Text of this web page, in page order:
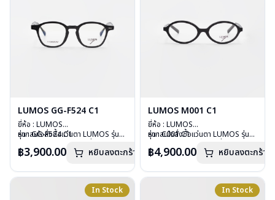
LUMOS GG-F524 C1
ยี่ห้อ : LUMOS
รุ่น : GG-F524 C1
เลนส์ : Demo Lens
น้ำหนัก : 29 กรัม
อุปกรณ์ : กล่องแว่น , ผ้าเช็ดแว่น
หากสนใจสั่งชื้อแว่นตา LUMOS รุ่น
กรุณาติดต่อเราคลิก
฿3,900.00 หยิบลงตะกร้า
LUMOS M001 C1
ยี่ห้อ : LUMOS
รุ่น : C001 C1
เลนส์ : Demo Lens
น้ำหนัก : 26 กรัม
อุปกรณ์ : กล่องแว่น , ผ้าเช็ดแว่น
หากสนใจสั่งชื้อแว่นตา LUMOS รุ่น
กรุณาติดต่อเราคลิก
฿4,900.00 หยิบลงตะกร้า
In Stock In Stock